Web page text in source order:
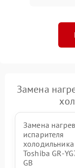
Замена
Замена
испарителя
холодильника
Toshiba GR-
GB